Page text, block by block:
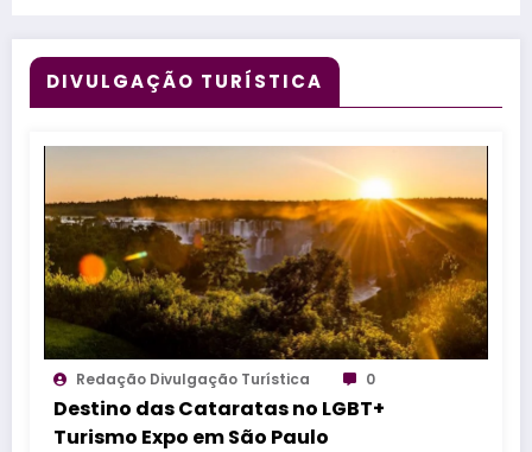
DIVULGAÇÃO TURÍSTICA
Redação Divulgação Turística 0
Destino das Cataratas no LGBT+
Turismo Expo em São Paulo